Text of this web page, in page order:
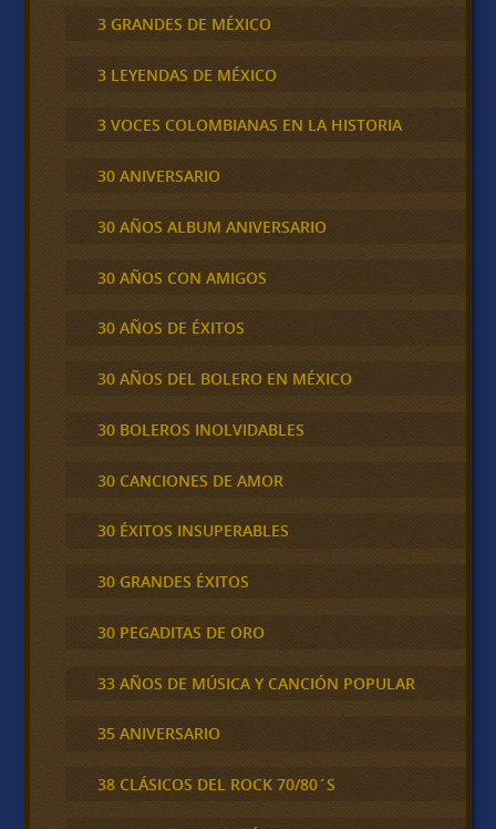
3 GRANDES DE MÉXICO
3 LEYENDAS DE MÉXICO
3 VOCES COLOMBIANAS EN LA HISTORIA
30 ANIVERSARIO
30 AÑOS ALBUM ANIVERSARIO
30 AÑOS CON AMIGOS
30 AÑOS DE ÉXITOS
30 AÑOS DEL BOLERO EN MÉXICO
30 BOLEROS INOLVIDABLES
30 CANCIONES DE AMOR
30 ÉXITOS INSUPERABLES
30 GRANDES ÉXITOS
30 PEGADITAS DE ORO
33 AÑOS DE MÚSICA Y CANCIÓN POPULAR
35 ANIVERSARIO
38 CLÁSICOS DEL ROCK 70/80´S